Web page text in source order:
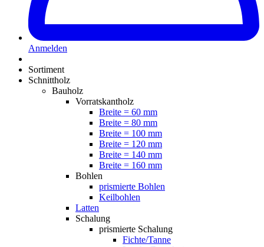
Anmelden
Sortiment
Schnittholz
Bauholz
Vorratskantholz
Breite = 60 mm
Breite = 80 mm
Breite = 100 mm
Breite = 120 mm
Breite = 140 mm
Breite = 160 mm
Bohlen
prismierte Bohlen
Keilbohlen
Latten
Schalung
prismierte Schalung
Fichte/Tanne